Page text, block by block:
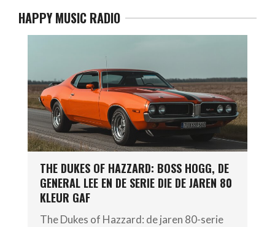
HAPPY MUSIC RADIO
THE DUKES OF HAZZARD: BOSS HOGG, DE
GENERAL LEE EN DE SERIE DIE DE JAREN 80
KLEUR GAF
The Dukes of Hazzard: de jaren 80-serie